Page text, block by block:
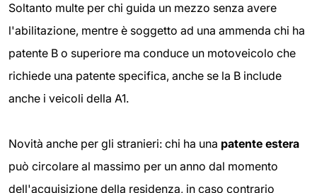
Soltanto multe per chi guida un mezzo senza avere
l'abilitazione, mentre è soggetto ad una ammenda chi ha
patente B o superiore ma conduce un motoveicolo che
richiede una patente specifica, anche se la B include
anche i veicoli della A1.
Novità anche per gli stranieri: chi ha una patente estera
può circolare al massimo per un anno dal momento
dell'acquisizione della residenza, in caso contrario